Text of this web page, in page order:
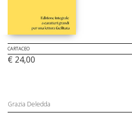
CARTACEO
€ 24,00
Grazia Deledda